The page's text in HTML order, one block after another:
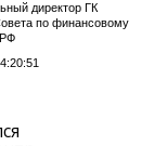
директор ГК
по финансовому